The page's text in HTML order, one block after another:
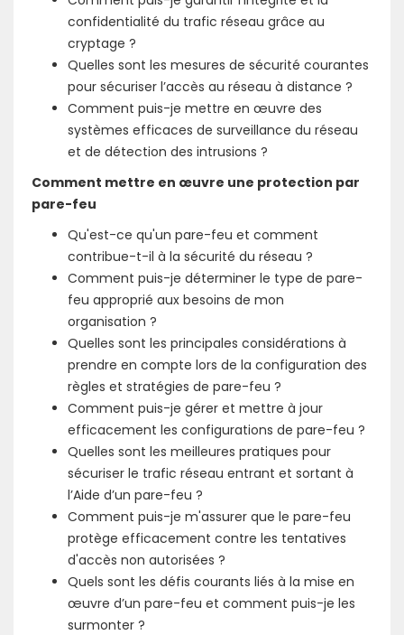
confidentialité du trafic réseau grâce au
cryptage ?
Quelles sont les mesures de sécurité courantes
pour sécuriser l’accès au réseau à distance ?
Comment puis-je mettre en œuvre des
systèmes efficaces de surveillance du réseau
et de détection des intrusions ?
Comment mettre en œuvre une protection par
pare-feu
Qu'est-ce qu'un pare-feu et comment
contribue-t-il à la sécurité du réseau ?
Comment puis-je déterminer le type de pare-
feu approprié aux besoins de mon
organisation ?
Quelles sont les principales considérations à
prendre en compte lors de la configuration des
règles et stratégies de pare-feu ?
Comment puis-je gérer et mettre à jour
efficacement les configurations de pare-feu ?
Quelles sont les meilleures pratiques pour
sécuriser le trafic réseau entrant et sortant à
l’Aide d’un pare-feu ?
Comment puis-je m'assurer que le pare-feu
protège efficacement contre les tentatives
d'accès non autorisées ?
Quels sont les défis courants liés à la mise en
œuvre d’un pare-feu et comment puis-je les
surmonter ?